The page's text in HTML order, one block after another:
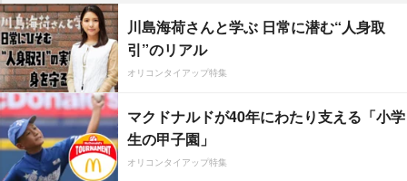
川島海荷さんと学ぶ 日常に潜む“人身取
引”のリアル
オリコンタイアップ特集
マクドナルドが40年にわたり支える「小学
生の甲子園」
オリコンタイアップ特集